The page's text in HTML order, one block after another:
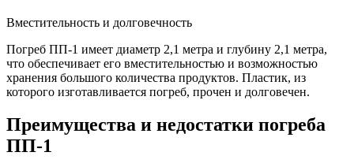
Вместительность и долговечность
Погреб ПП-1 имеет диаметр 2,1 метра и глубину 2,1 метра,
что обеспечивает его вместительностью и возможностью
хранения большого количества продуктов. Пластик, из
которого изготавливается погреб, прочен и долговечен.
Преимущества и недостатки погреба
ПП-1